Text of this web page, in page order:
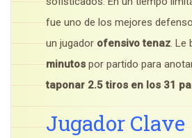
fue uno de los mejores
un jugador ofensivo tenaz. Le
minutos por partido para
taponar 2.5 tiros en los 31
Jugador Clave